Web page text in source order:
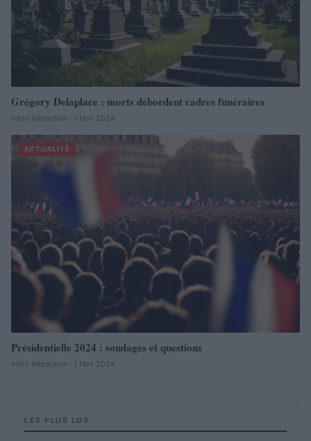
Grégory Delaplace : morts débordent cadres funéraires
Infos Rédaction · 1 Nov 2024
ACTUALITÉ
Présidentielle 2024 : sondages et questions
Infos Rédaction · 1 Nov 2024
LES PLUS LUS